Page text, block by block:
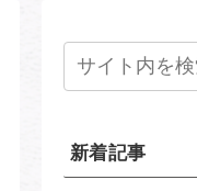
新着記事